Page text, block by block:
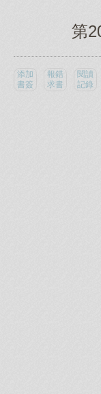
第
添加
書簽
報錯
求書
閱讀
記錄